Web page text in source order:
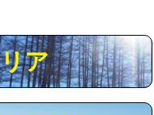
44,000円
ア